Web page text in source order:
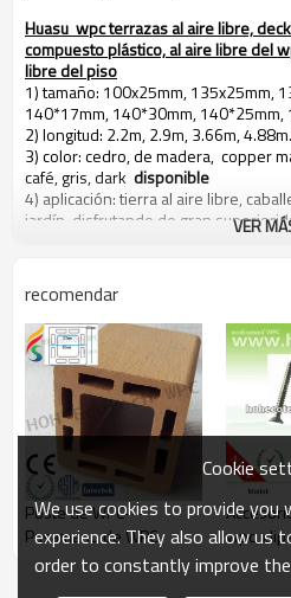
Huasu wpc terrazas al aire libre,
compuesto plástico, al aire libre del
libre del piso
1) tamaño: 100x25mm, 135x25mm,
140*17mm, 140*30mm,
2) longitud: 2.2m, 2.9m, 3.66m,
3) color: cedro, de madera, copper
café, gris, dark disponible
4) aplicación: tierra al aire libre,
jardín, disfrutando de gran
5) de agua y resistente a la
polilla - a prueba de, se puede
Bajo riesgo de la contaminación y el
El eco - ambiente compuesto
libre/suelo que produce es de hecho
1) 60% de madera en polvo (
seco/de fibra de madera )
2) 35% polietileno de alta densidad (
3) 5% aditivos químicos ( anti - uv
estabilizadores, colorantes, anti
acoplamiento, agente de refuerzo,
Todas estas materias primas son
profesional de la madera -
especiales, por lo que es una
VER
recomendar
Poste de WPC---
Pasamano de WPC
wpc,
Cookie
We use cookies to provide
experience. They also allow us
order to constantly improve